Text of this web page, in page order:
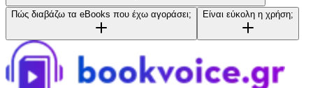
Πώς διαβάζω τα eBooks που έχω αγοράσει; Είναι εύκολη η χρήση;